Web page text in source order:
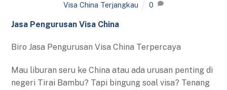
Visa China Terjangkau
0
Jasa Pengurusan Visa China
Biro Jasa Pengurusan Visa China Terpercaya
Mau liburan seru ke China atau ada urusan penting di
negeri Tirai Bambu? Tapi bingung soal visa? Tenang